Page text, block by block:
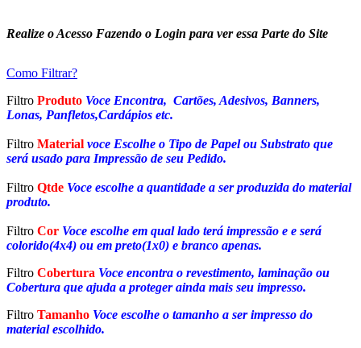
Realize o Acesso Fazendo o Login para ver essa Parte do Site
Como Filtrar?
Filtro Produto Voce Encontra, Cartões, Adesivos, Banners,
Lonas, Panfletos,Cardápios etc.
Filtro Material voce Escolhe o Tipo de Papel ou Substrato que
será usado para Impressão de seu Pedido.
Filtro Qtde Voce escolhe a quantidade a ser produzida do material
produto.
Filtro Cor Voce escolhe em qual lado terá impressão e e será
colorido(4x4) ou em preto(1x0) e branco apenas.
Filtro Cobertura Voce encontra o revestimento, laminação ou
Cobertura que ajuda a proteger ainda mais seu impresso.
Filtro Tamanho Voce escolhe o tamanho a ser impresso do
material escolhido.